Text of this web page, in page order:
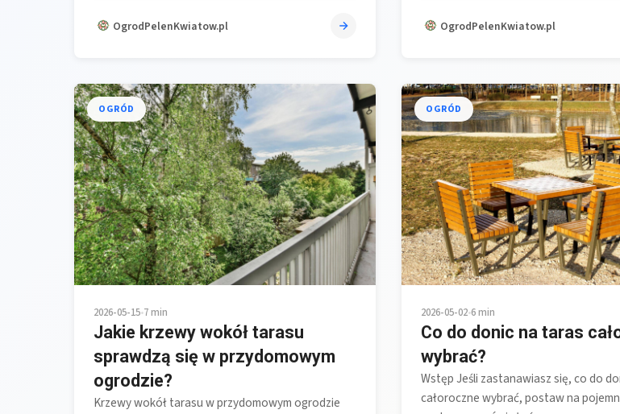
OgrodPelenKwiatow.pl OgrodPelenKwiatow.pl
OGRÓD
2026-05-15•7 min
Jakie krzewy wokół tarasu
sprawdzą się w przydomowym
ogrodzie?
Krzewy wokół tarasu w przydomowym ogrodzie
OGRÓD
2026-05-02•6 min
Co do donic na taras
wybrać?
Wstęp Jeśli zastanawiasz się, co do
całoroczne wybrać, postaw na